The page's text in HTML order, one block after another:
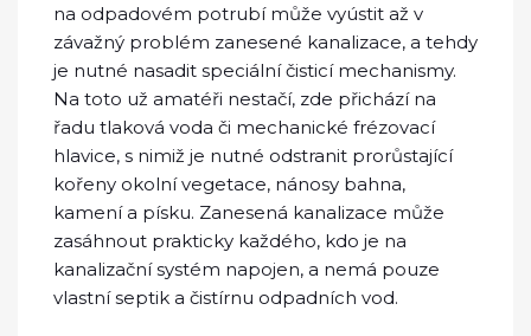
na odpadovém potrubí může vyústit až v
závažný problém zanesené kanalizace, a tehdy
je nutné nasadit speciální čisticí mechanismy.
Na toto už amatéři nestačí, zde přichází na
řadu tlaková voda či mechanické frézovací
hlavice, s nimiž je nutné odstranit prorůstající
kořeny okolní vegetace, nánosy bahna,
kamení a písku. Zanesená kanalizace může
zasáhnout prakticky každého, kdo je na
kanalizační systém napojen, a nemá pouze
vlastní septik a čistírnu odpadních vod.